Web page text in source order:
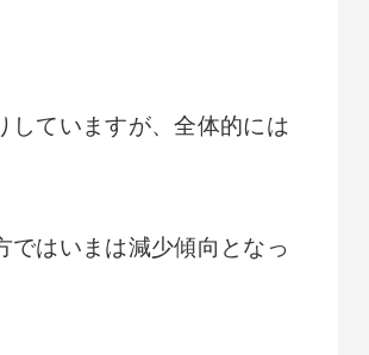
していますが、全体的には
ではいまは減少傾向となっ